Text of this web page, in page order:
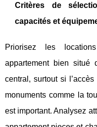
Critères de
capacités et
Priorisez les
appartement bien situé
central, surtout si
monuments comme la
est important. Analysez